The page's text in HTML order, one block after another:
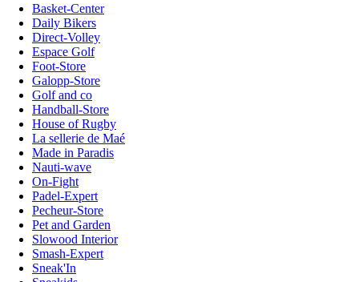
Basket-Center
Daily Bikers
Direct-Volley
Espace Golf
Foot-Store
Galopp-Store
Golf and co
Handball-Store
House of Rugby
La sellerie de Maé
Made in Paradis
Nauti-wave
On-Fight
Padel-Expert
Pecheur-Store
Pet and Garden
Slowood Interior
Smash-Expert
Sneak'In